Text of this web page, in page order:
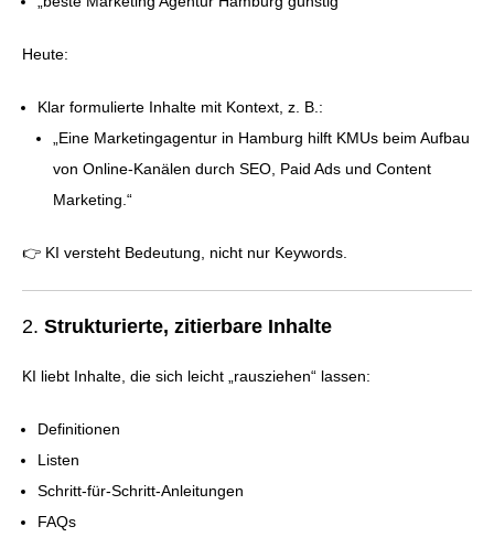
Heute:
Klar formulierte Inhalte mit Kontext, z. B.:
„Eine Marketingagentur in Hamburg hilft KMUs beim Aufbau
von Online-Kanälen durch SEO, Paid Ads und Content
Marketing.“
👉 KI versteht Bedeutung, nicht nur Keywords.
2. Strukturierte, zitierbare Inhalte
KI liebt Inhalte, die sich leicht „rausziehen“ lassen:
Definitionen
Listen
Schritt-für-Schritt-Anleitungen
FAQs